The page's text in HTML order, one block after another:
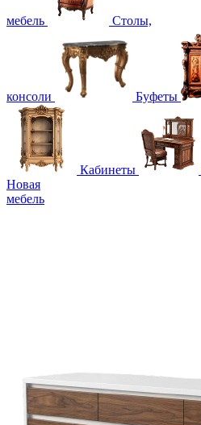
мебель Столы,
консоли Буфеты
Кабинеты
Новая
мебель